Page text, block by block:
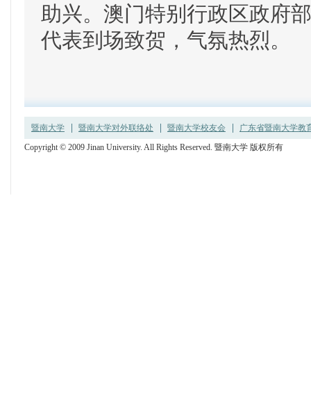
助兴。澳门特别行政区政府
代表到场致贺，气氛热烈。
暨南大学 暨南大学对外联络处 暨南大学校友会
广东省暨南大学教
Copyright © 2009 Jinan University. All Rights Reserved. 暨南大学 版权所有